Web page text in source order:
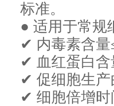
标准。
● 适用于常规
✔ 内毒素含量
✔ 血红蛋白
✔ 促细胞生
✔ 细胞倍增时